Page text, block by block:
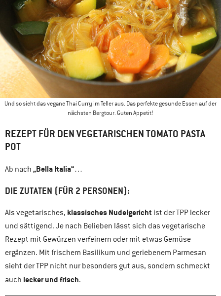
Und so sieht das vegane Thai Curry im Teller aus. Das perfekte gesunde Essen auf der
nächsten Bergtour. Guten Appetit!
REZEPT FÜR DEN VEGETARISCHEN TOMATO PASTA
POT
Ab nach „Bella Italia“…
DIE ZUTATEN (FÜR 2 PERSONEN):
Als vegetarisches, klassisches Nudelgericht ist der TPP lecker
und sättigend. Je nach Belieben lässt sich das vegetarische
Rezept mit Gewürzen verfeinern oder mit etwas Gemüse
ergänzen. Mit frischem Basilikum und geriebenem Parmesan
sieht der TPP nicht nur besonders gut aus, sondern schmeckt
auch lecker und frisch.